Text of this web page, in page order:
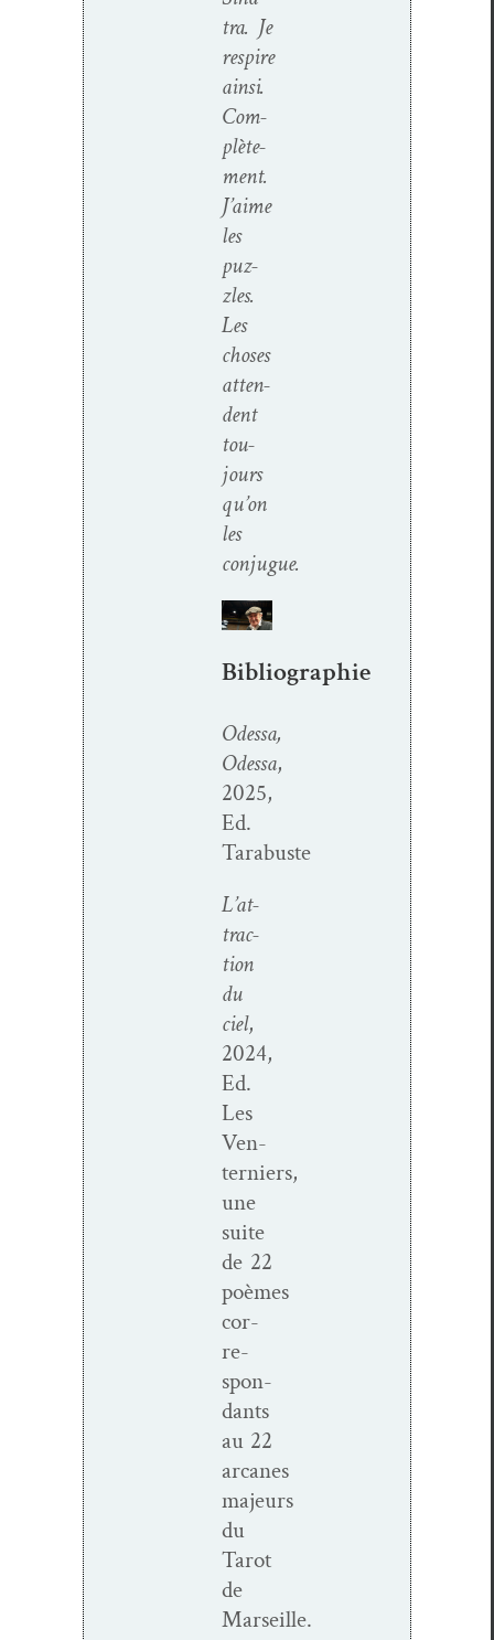
tra. Je
respire
ain­si.
Com­
plète­
ment.
J’aime
les
puz­
zles.
Les
choses
atten­
dent
tou­
jours
qu’on
les
conjugue.
Bibliographie
Odessa,
Odessa,
2025,
Ed.
Tarabuste
L’at­
trac­
tion
du
ciel,
2024,
Ed.
Les
Ven­
terniers,
une
suite
de 22
poèmes
cor­
re­
spon­
dants
au 22
arcanes
majeurs
du
Tarot
de
Marseille.